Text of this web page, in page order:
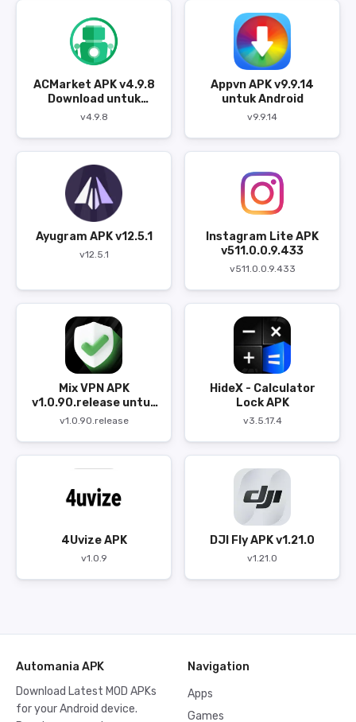
ACMarket APK v4.9.8
Download untuk
Android
v4.9.8
Appvn APK v9.9.14
untuk Android
v9.9.14
Ayugram APK v12.5.1
v12.5.1
Instagram Lite APK
v511.0.0.9.433
v511.0.0.9.433
Mix VPN APK
v1.0.90.release untuk
Android
v1.0.90.release
HideX - Calculator
Lock APK
v3.5.17.4
4Uvize APK
v1.0.9
DJI Fly APK v1.21.0
v1.21.0
Automania APK
Download Latest MOD APKs
for your Android device.
Navigation
Apps
Games